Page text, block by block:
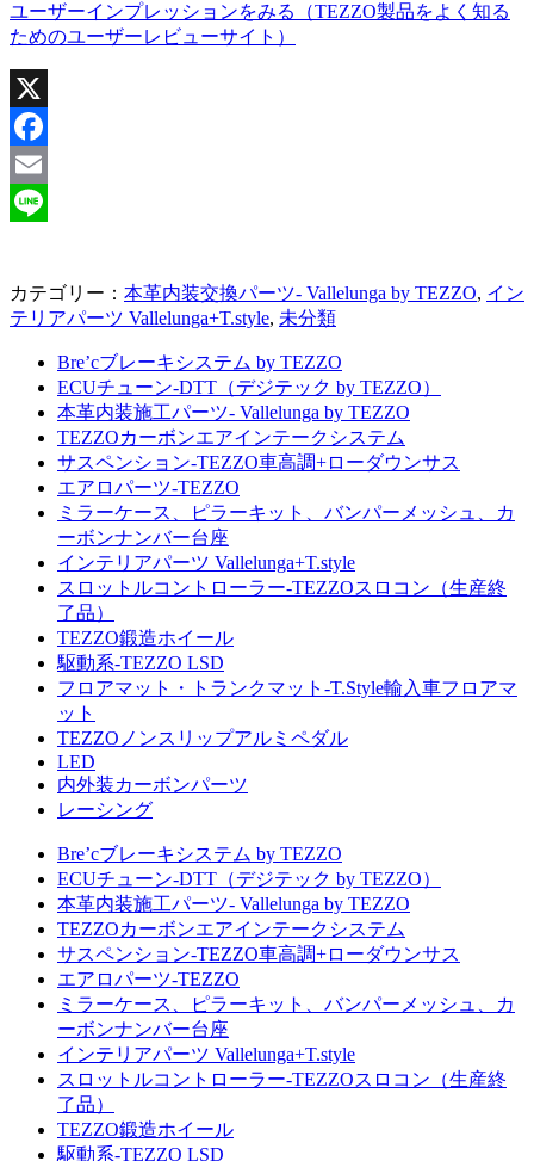
ユーザーインプレッションをみる（TEZZO製品をよく知る
ためのユーザーレビューサイト）
X
Facebook
Email
カテゴリー： 本革内装交換パーツ- Vallelunga by TEZZO, イン
テリアパーツ Vallelunga+T.style, 未分類
Bre’cブレーキシステム by TEZZO
ECUチューン-DTT（デジテック by TEZZO）
本革内装施工パーツ- Vallelunga by TEZZO
TEZZOカーボンエアインテークシステム
サスペンション-TEZZO車高調+ローダウンサス
エアロパーツ-TEZZO
ミラーケース、ピラーキット、バンパーメッシュ、カ
ーボンナンバー台座
インテリアパーツ Vallelunga+T.style
スロットルコントローラー-TEZZOスロコン（生産終
了品）
TEZZO鍛造ホイール
駆動系-TEZZO LSD
フロアマット・トランクマット-T.Style輸入車フロアマ
ット
TEZZOノンスリップアルミペダル
LED
内外装カーボンパーツ
レーシング
Bre’cブレーキシステム by TEZZO
ECUチューン-DTT（デジテック by TEZZO）
本革内装施工パーツ- Vallelunga by TEZZO
TEZZOカーボンエアインテークシステム
サスペンション-TEZZO車高調+ローダウンサス
エアロパーツ-TEZZO
ミラーケース、ピラーキット、バンパーメッシュ、カ
ーボンナンバー台座
インテリアパーツ Vallelunga+T.style
スロットルコントローラー-TEZZOスロコン（生産終
了品）
TEZZO鍛造ホイール
駆動系-TEZZO LSD